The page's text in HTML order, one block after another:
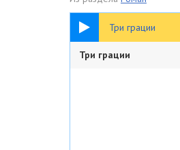
Три грации
09:35
Три грации